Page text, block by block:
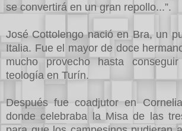
se convertirá en un gran repollo...”.
José Cottolengo nació en Bra, un
Italia. Fue el mayor de doce
mucho provecho hasta
teología en Turín.
Después fue coadjutor en
donde celebraba la Misa de las